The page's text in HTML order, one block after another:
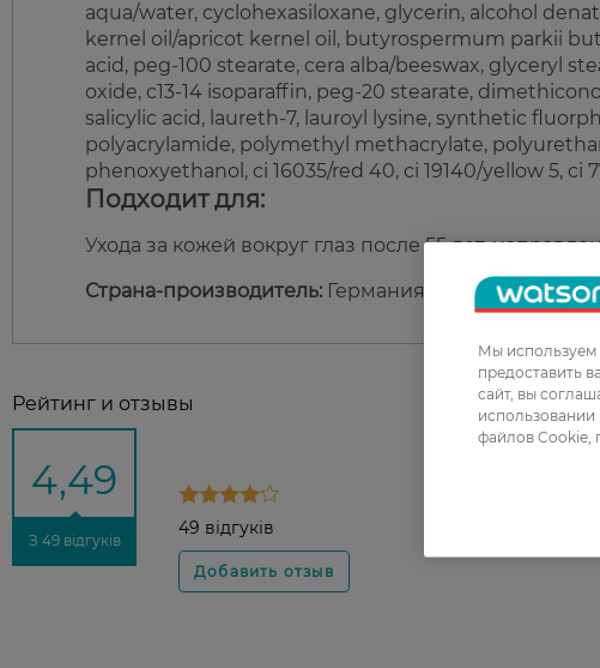
aqua/water, cyclohexasiloxane, glycerin, alcohol
kernel oil/apricot kernel oil, butyrospermum parkii
acid, peg-100 stearate, cera alba/beeswax, glyceryl
oxide, c13-14 isoparaffin, peg-20 stearate,
salicylic acid, laureth-7, lauroyl lysine, synthetic
polyacrylamide, polymethyl methacrylate,
phenoxyethanol, ci 16035/red 40, ci 19140/yellow 5,
Подходит для:
Ухода за кожей вокруг глаз после 55 лет,
Страна-производитель: Германия
Рейтинг и отзывы
4,49
З 49 відгуків
49 відгуків
Мы используем
предоставить
сайт, вы
файлов Cookie,